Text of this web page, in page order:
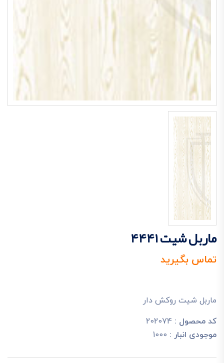
ماربل شیت 4441
تماس بگیرید
ماربل شیت روکش دار
کد محصول : 202074
موجودی انبار : 1000